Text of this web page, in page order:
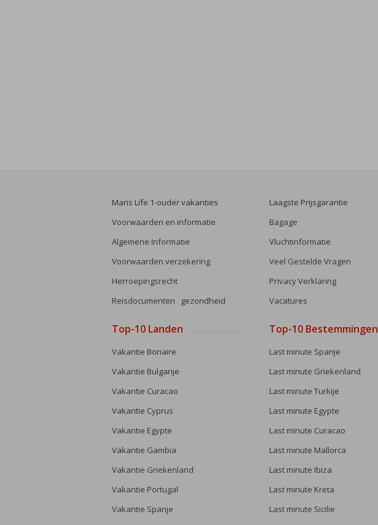
Maris Life 1-ouder vakanties
Voorwaarden en informatie
Algemene Informatie
Voorwaarden verzekering
Herroepingsrecht
Reisdocumenten gezondheid
Laagste Prijsgarantie
Bagage
Vluchtinformatie
Veel Gestelde Vragen
Privacy Verklaring
Vacatures
Top-10 Landen
Vakantie Bonaire
Vakantie Bulgarije
Vakantie Curacao
Vakantie Cyprus
Vakantie Egypte
Vakantie Gambia
Vakantie Griekenland
Vakantie Portugal
Vakantie Spanje
Top-10 Bestemmingen
Last minute Spanje
Last minute Griekenland
Last minute Turkije
Last minute Egypte
Last minute Curacao
Last minute Mallorca
Last minute Ibiza
Last minute Kreta
Last minute Sicilie